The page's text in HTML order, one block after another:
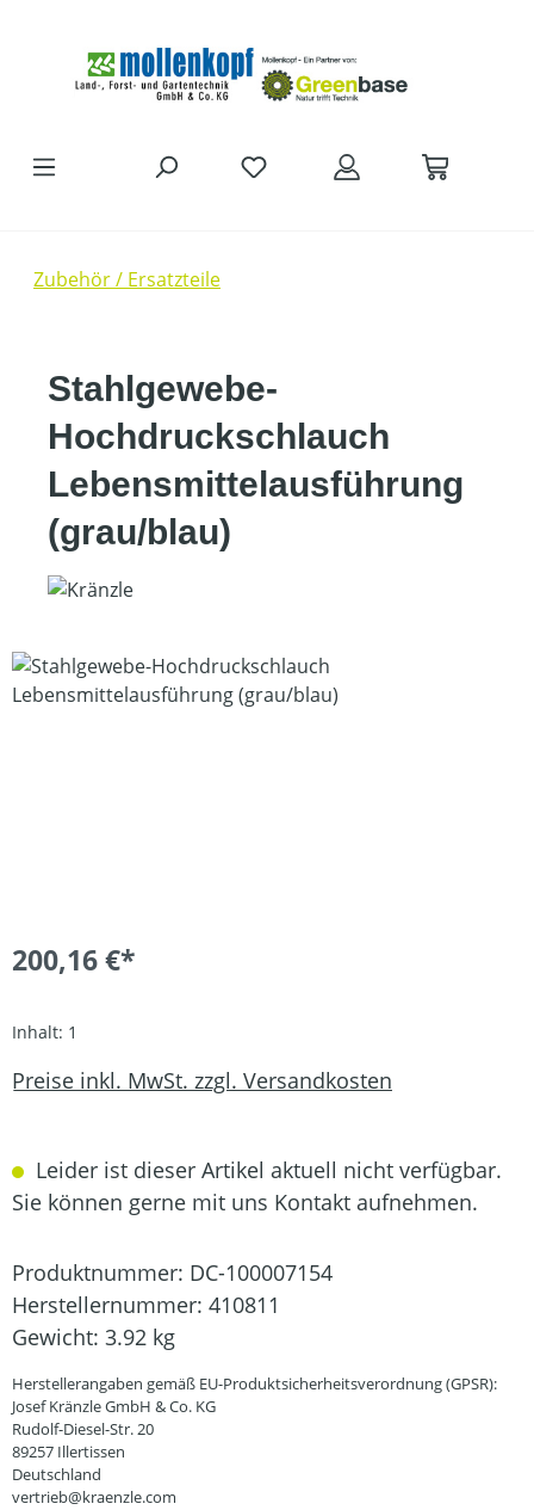
Zubehör / Ersatzteile
Stahlgewebe-
Hochdruckschlauch
Lebensmittelausführung
(grau/blau)
Bildergalerie überspringen
200,16 €*
Inhalt: 1
Preise inkl. MwSt. zzgl. Versandkosten
Leider ist dieser Artikel aktuell nicht verfügbar.
Sie können gerne mit uns Kontakt aufnehmen.
Produktnummer: DC-100007154
Herstellernummer: 410811
Gewicht: 3.92 kg
Herstellerangaben gemäß EU-Produktsicherheitsverordnung (GPSR):
Josef Kränzle GmbH & Co. KG
Rudolf-Diesel-Str. 20
89257 Illertissen
Deutschland
vertrieb@kraenzle.com